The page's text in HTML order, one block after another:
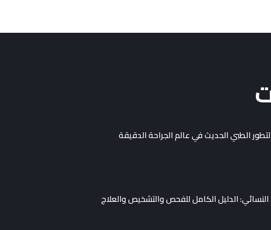
الطبي الحديث في عالم الجراحة الدقيقة
النسائي: الدليل الكامل للفحص والتشخيص والعلاج